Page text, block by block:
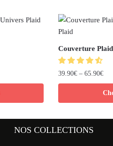
Couverture
39.90€ – 65.90€
NOS COLLECTIONS